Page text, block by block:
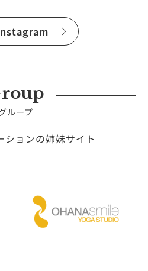
ループ
ションの姉妹サイト